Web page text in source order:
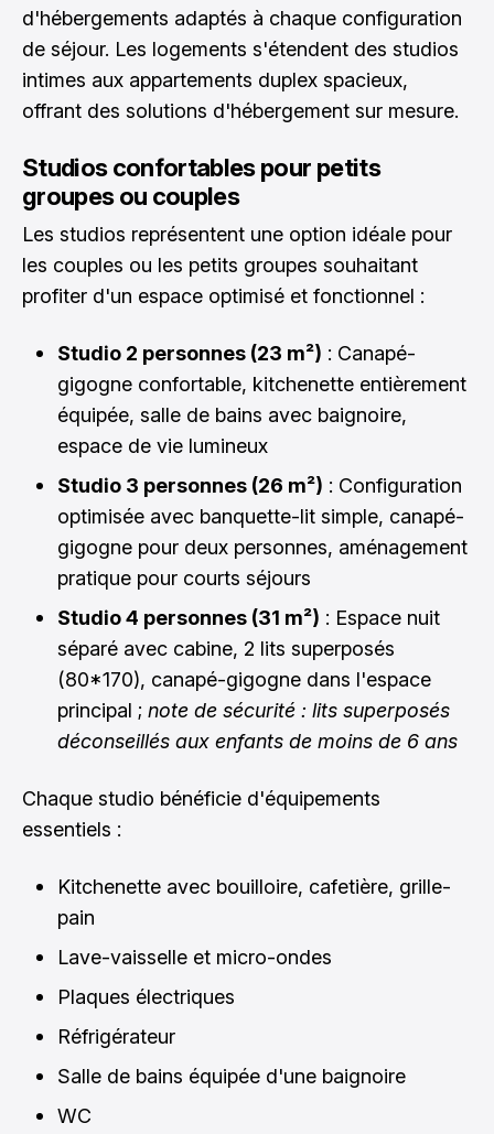
d'hébergements adaptés à chaque configuration
de séjour. Les logements s'étendent des studios
intimes aux appartements duplex spacieux,
offrant des solutions d'hébergement sur mesure.
Studios confortables pour petits
groupes ou couples
Les studios représentent une option idéale pour
les couples ou les petits groupes souhaitant
profiter d'un espace optimisé et fonctionnel :
Studio 2 personnes (23 m²) : Canapé-
gigogne confortable, kitchenette entièrement
équipée, salle de bains avec baignoire,
espace de vie lumineux
Studio 3 personnes (26 m²) : Configuration
optimisée avec banquette-lit simple, canapé-
gigogne pour deux personnes, aménagement
pratique pour courts séjours
Studio 4 personnes (31 m²) : Espace nuit
séparé avec cabine, 2 lits superposés
(80*170), canapé-gigogne dans l'espace
principal ; note de sécurité : lits superposés
déconseillés aux enfants de moins de 6 ans
Chaque studio bénéficie d'équipements
essentiels :
Kitchenette avec bouilloire, cafetière, grille-
pain
Lave-vaisselle et micro-ondes
Plaques électriques
Réfrigérateur
Salle de bains équipée d'une baignoire
WC